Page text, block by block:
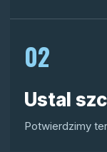
02
Ustal
Potwierdzimy